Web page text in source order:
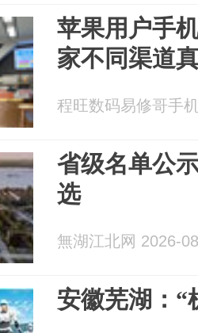
苹果用户手
家不同渠道
程旺数码易修哥手
省级名单公
选
無湖江北网 2026-
安徽芜湖：“